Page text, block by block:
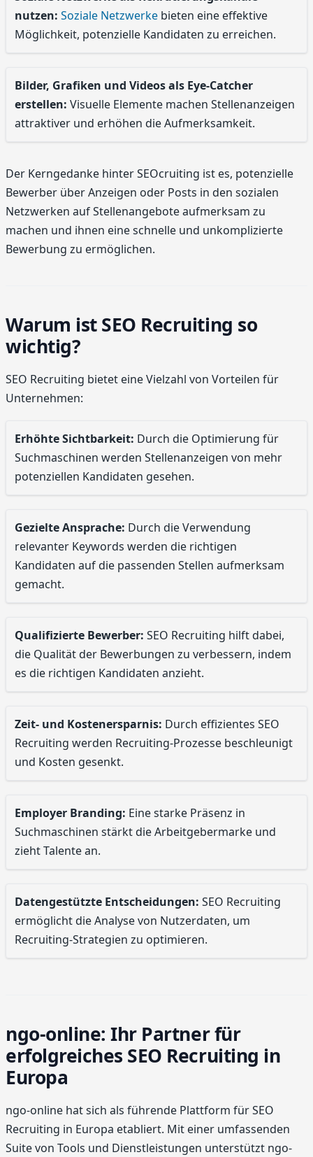
nutzen: Soziale Netzwerke bieten eine effektive
Möglichkeit, potenzielle Kandidaten zu erreichen.
Bilder, Grafiken und Videos als Eye-Catcher
erstellen: Visuelle Elemente machen Stellenanzeigen
attraktiver und erhöhen die Aufmerksamkeit.
Der Kerngedanke hinter SEOcruiting ist es, potenzielle
Bewerber über Anzeigen oder Posts in den sozialen
Netzwerken auf Stellenangebote aufmerksam zu
machen und ihnen eine schnelle und unkomplizierte
Bewerbung zu ermöglichen.
Warum ist SEO Recruiting so
wichtig?
SEO Recruiting bietet eine Vielzahl von Vorteilen für
Unternehmen:
Erhöhte Sichtbarkeit: Durch die Optimierung für
Suchmaschinen werden Stellenanzeigen von mehr
potenziellen Kandidaten gesehen.
Gezielte Ansprache: Durch die Verwendung
relevanter Keywords werden die richtigen
Kandidaten auf die passenden Stellen aufmerksam
gemacht.
Qualifizierte Bewerber: SEO Recruiting hilft dabei,
die Qualität der Bewerbungen zu verbessern, indem
es die richtigen Kandidaten anzieht.
Zeit- und Kostenersparnis: Durch effizientes SEO
Recruiting werden Recruiting-Prozesse beschleunigt
und Kosten gesenkt.
Employer Branding: Eine starke Präsenz in
Suchmaschinen stärkt die Arbeitgebermarke und
zieht Talente an.
Datengestützte Entscheidungen: SEO Recruiting
ermöglicht die Analyse von Nutzerdaten, um
Recruiting-Strategien zu optimieren.
ngo-online: Ihr Partner für
erfolgreiches SEO Recruiting in
Europa
ngo-online hat sich als führende Plattform für SEO
Recruiting in Europa etabliert. Mit einer umfassenden
Suite von Tools und Dienstleistungen unterstützt ngo-